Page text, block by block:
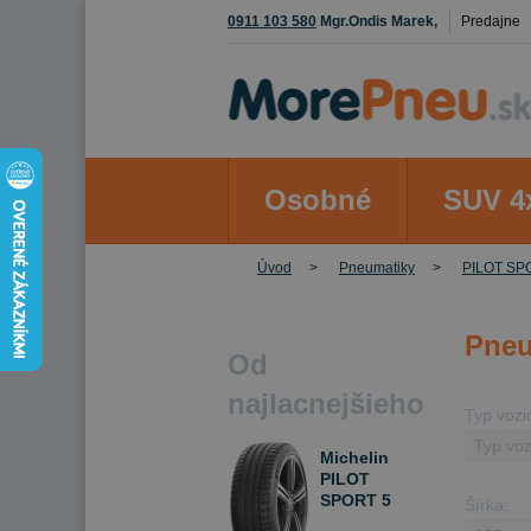
0911 103 580 Mgr.Ondis Marek, Predajne
Osobné SUV
Úvod Pneumatiky PILOT
Od
najlacnejšieho
Michelin
PILOT
SPORT 5
Typ
Šírka: